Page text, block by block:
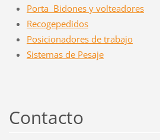
Porta Bidones y volteadores
Recogepedidos
Posicionadores de trabajo
Sistemas de Pesaje
Contacto